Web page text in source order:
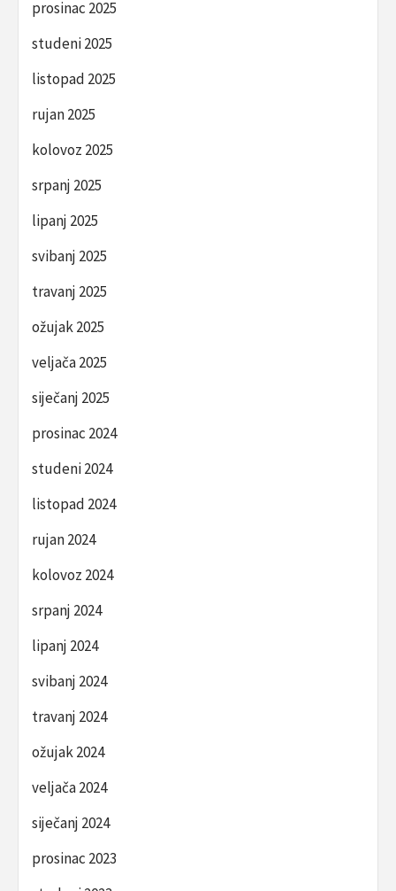
prosinac 2025
studeni 2025
listopad 2025
rujan 2025
kolovoz 2025
srpanj 2025
lipanj 2025
svibanj 2025
travanj 2025
ožujak 2025
veljača 2025
siječanj 2025
prosinac 2024
studeni 2024
listopad 2024
rujan 2024
kolovoz 2024
srpanj 2024
lipanj 2024
svibanj 2024
travanj 2024
ožujak 2024
veljača 2024
siječanj 2024
prosinac 2023